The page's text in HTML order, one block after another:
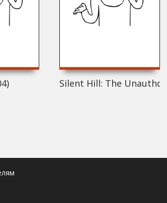
Silent Hill: The